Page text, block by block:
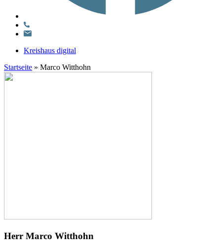
Kreishaus digital
Startseite » Marco Witthohn
Herr Marco Witthohn